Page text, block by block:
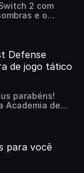
2 com
e o
interessado?
para Swich
11/sonic-x-
Defense
de jogo tático
parabéns!
Academia de
humanidade
a de
the-hundred-
para você